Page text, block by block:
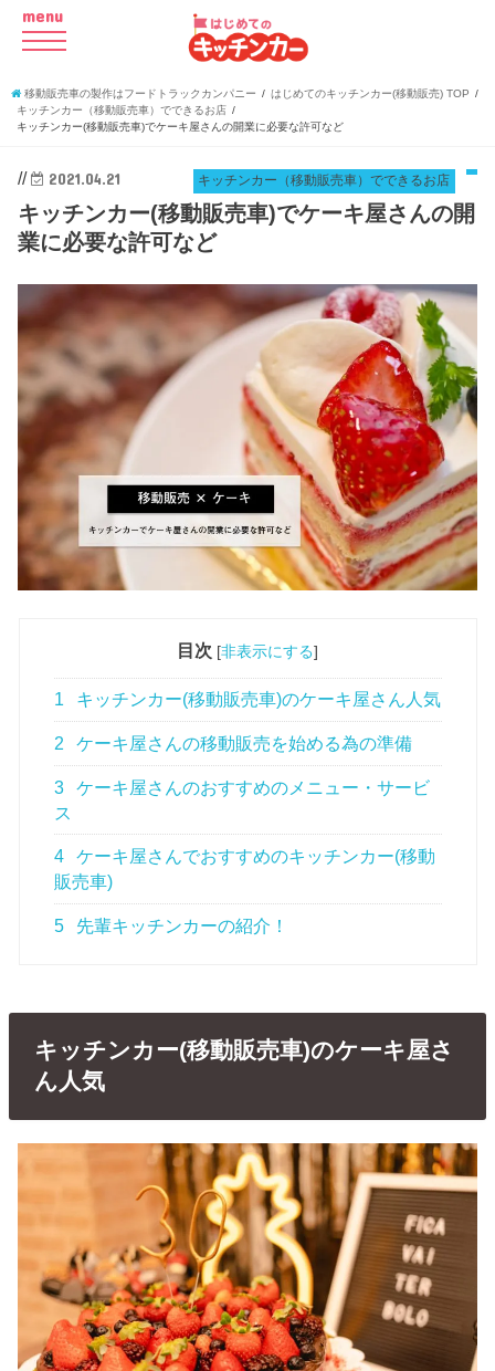
menu
移動販売車の製作はフードトラックカンパニー
はじめてのキッチンカー(移動販売) TOP
キッチンカー（移動販売車）でできるお店
キッチンカー(移動販売車)でケーキ屋さんの開業に必要な許可など
// キッチンカー（移動販売車）でできるお店
2021.04.21
キッチンカー(移動販売車)でケーキ屋さんの開
業に必要な許可など
目次 [非表示にする]
1 キッチンカー(移動販売車)のケーキ屋さん人気
2 ケーキ屋さんの移動販売を始める為の準備
3
ケーキ屋さんのおすすめのメニュー・サービ
ス
4
ケーキ屋さんでおすすめのキッチンカー(移動
販売車)
5 先輩キッチンカーの紹介！
キッチンカー(移動販売車)のケーキ屋さ
ん人気